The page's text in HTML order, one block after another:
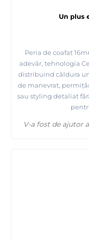
Un plus
Peria de coafat
adevăr, tehnologia
distribuind căldura
de manevrat,
sau styling detaliat
V-a fost de ajutor